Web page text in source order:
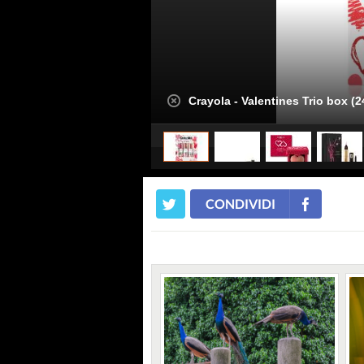
Crayola - Valentines Trio box
CONDIVIDI